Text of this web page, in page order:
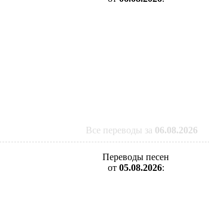
Все переводы за 06.08.2026
Переводы песен
от 05.08.2026: